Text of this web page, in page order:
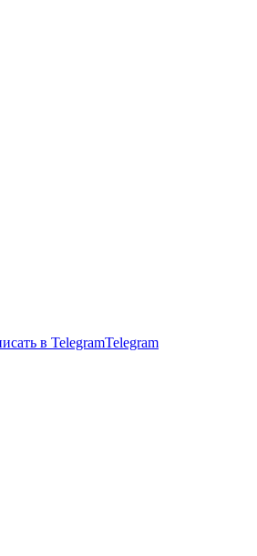
Telegram